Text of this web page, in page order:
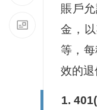
賬戶
金，
等，
效的退
1.